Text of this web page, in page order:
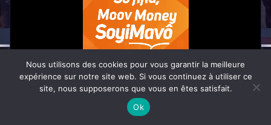
Kokou AZIATO - août 9, 2026
ENVIRONNEMENT
TÔNE 4 : LE PROJET BRICS DISTRIBUE 3 427
PLANTS POUR ACCÉLÉRER LA
Nous utilisons des cookies pour vous garantir la meilleure
expérience sur notre site web. Si vous continuez à utiliser ce
site, nous supposerons que vous en êtes satisfait.
Ok